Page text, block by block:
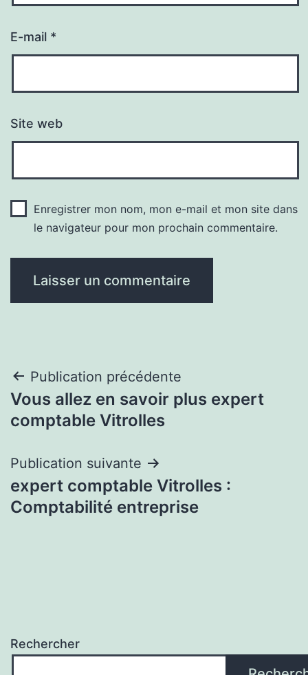
E-mail *
Site web
Enregistrer mon nom, mon e-mail et mon site dans
le navigateur pour mon prochain commentaire.
Navigation
de
Publication précédente
Vous allez en savoir plus expert
comptable Vitrolles
Publication suivante
expert comptable Vitrolles :
Comptabilité entreprise
Rechercher